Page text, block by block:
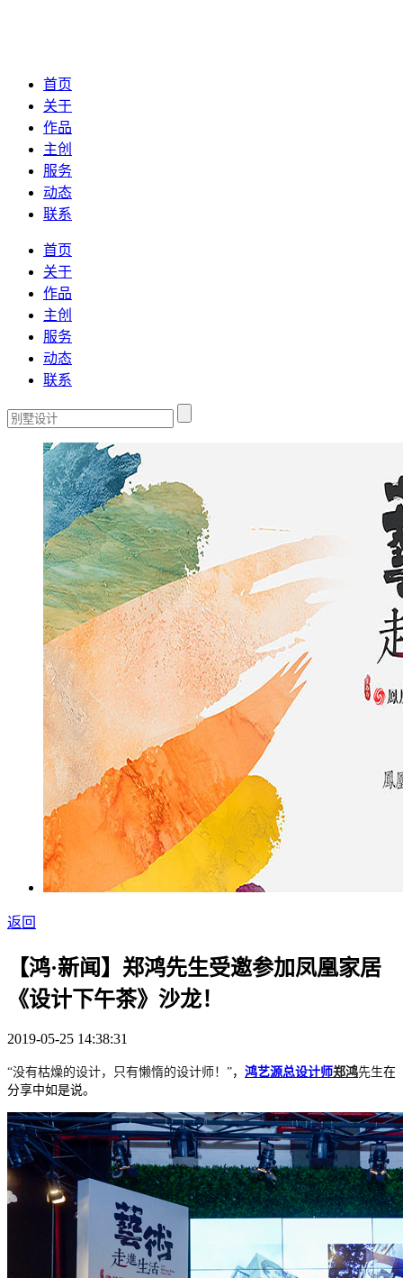
首页
关于
作品
主创
服务
动态
联系
首页
关于
作品
主创
服务
动态
联系
返回
【鸿·新闻】郑鸿先生受邀参加凤凰家居
《设计下午茶》沙龙！
2019-05-25 14:38:31
“没有枯燥的设计，只有懒惰的设计师！ ”， 鸿艺源总设计师郑鸿先生在
分享中如是说。